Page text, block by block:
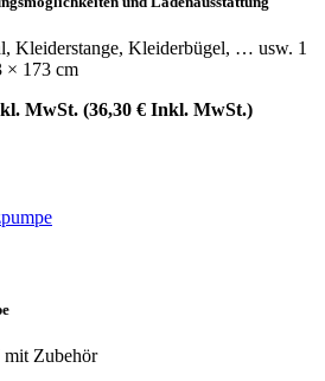
Kleiderstange, Kleiderbügel, … usw. 1
× 173 cm
MwSt. (36,30 € Inkl. MwSt.)
Zubehör